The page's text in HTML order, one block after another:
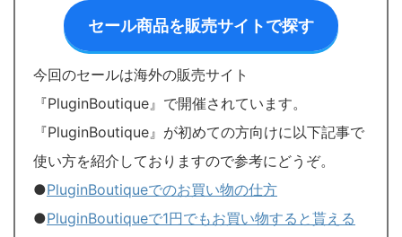
セール商品を販売サイトで探す
今回のセールは海外の販売サイト
『PluginBoutique』で開催されています。
『PluginBoutique』が初めての方向けに以下記事で
使い方を紹介しておりますので参考にどうぞ。
●PluginBoutiqueでのお買い物の仕方
●PluginBoutiqueで1円でもお買い物すると貰える